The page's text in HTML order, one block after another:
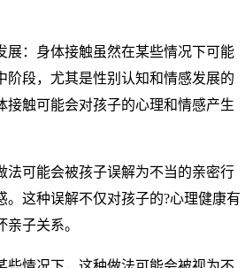
展：身体接触虽然在某些情况下可能
阶段，尤其是性别认知和情感发展的
接触可能会对孩子的心理和情感产生
法可能会被孩子误解为不当的亲密行
。这种误解不仅对孩子的?心理健康有
子关系。